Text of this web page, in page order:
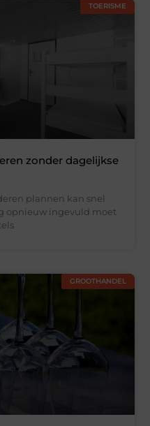
TOERISME
zonder dagelijkse
plannen kan snel
opnieuw ingevuld moet
GROOTHANDEL